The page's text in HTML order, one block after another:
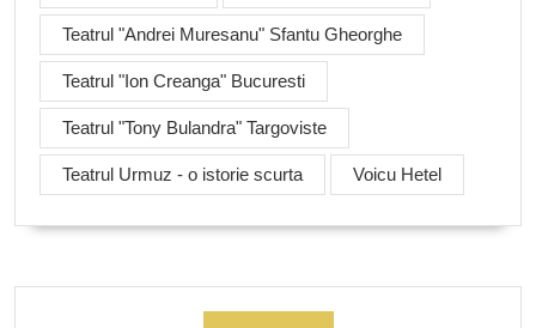
Teatrul "Andrei Muresanu" Sfantu Gheorghe
Teatrul "Ion Creanga" Bucuresti
Teatrul "Tony Bulandra" Targoviste
Teatrul Urmuz - o istorie scurta Voicu Hetel